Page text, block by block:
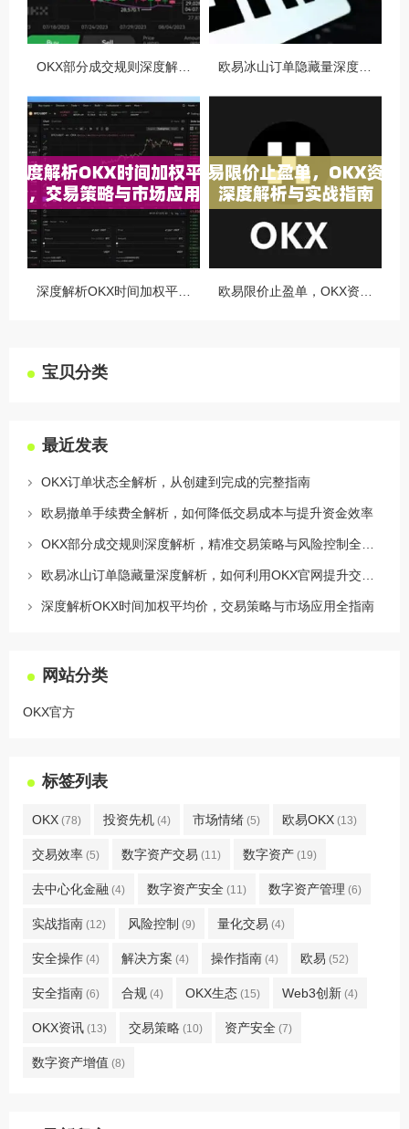
宝贝分类
最近发表
OKX订单状态全解析，从创建到完成的完整指南
欧易撤单手续费全解析，如何降低交易成本与提升资金效率
深度解析OKX时间加权平均价，交易策略与市场应用全指南
网站分类
OKX官方
标签列表
OKX (78) 投资先机 (4) 市场情绪 (5) 欧易OKX (13)
交易效率 (5) 数字资产交易 (11) 数字资产 (19)
去中心化金融 (4) 数字资产安全 (11) 数字资产管理 (6)
实战指南 (12) 风险控制 (9) 量化交易 (4)
安全操作 (4) 解决方案 (4) 操作指南 (4) 欧易 (52)
安全指南 (6) 合规 (4) OKX生态 (15) Web3创新 (4)
OKX资讯 (13) 交易策略 (10) 资产安全 (7)
数字资产增值 (8)